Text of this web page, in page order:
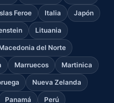
Feroe Italia Japón
Lituania
del Norte
Marruecos Martinica
Nueva Zelanda
Panamá Perú